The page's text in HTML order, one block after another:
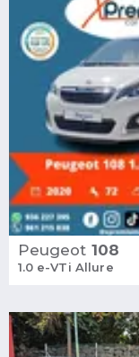
Peugeot 108
1.0 e-VTi Allure